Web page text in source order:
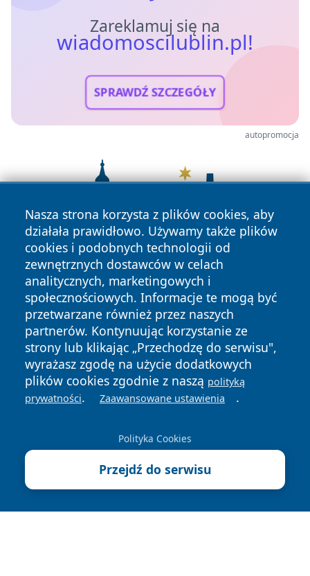
Zareklamuj się na
wiadomoscilublin.pl!
SPRAWDŹ SZCZEGÓŁY
autopromocja
Nasza strona korzysta z plików cookies, aby
działała prawidłowo. Używamy także plików
cookies i podobnych technologii od
zewnętrznych dostawców w celach
analitycznych, marketingowych i
społecznościowych. Informacje te mogą być
przetwarzane również przez naszych
partnerów. Kontynuując korzystanie ze
strony lub klikając „Przechodzę do serwisu",
wyrażasz zgodę na użycie dodatkowych
plików cookies zgodnie z naszą polityką
prywatności. Zaawansowane ustawienia .
Polityka Cookies
Przejdź do serwisu
Copyright © 2026 wiadomoscilublin.pl Wszystkie prawa
zastrzeżone.
Polityka
Prywatności
Polityka